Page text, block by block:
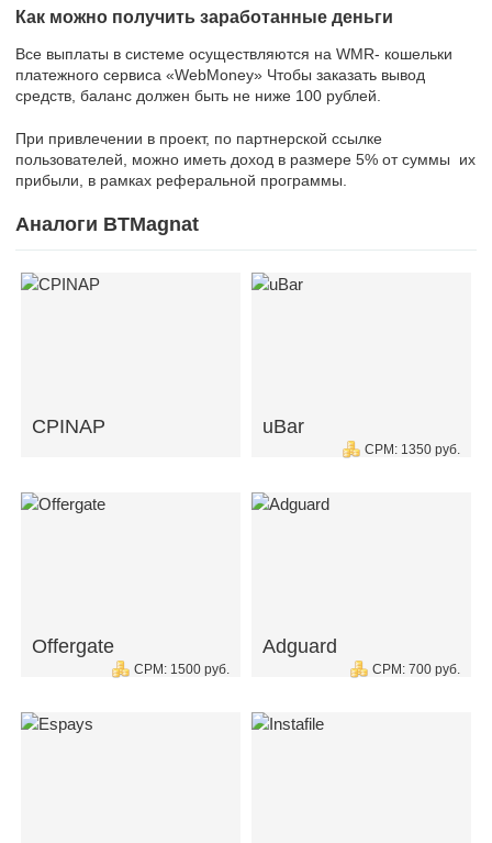
Как можно получить заработанные деньги
Все выплаты в системе осуществляются на WMR- кошельки
платежного сервиса «WebMoney» Чтобы заказать вывод
средств, баланс должен быть не ниже 100 рублей.
При привлечении в проект, по партнерской ссылке
пользователей, можно иметь доход в размере 5% от суммы их
прибыли, в рамках реферальной программы.
Аналоги BTMagnat
CPINAP uBar
CPM: 1350 руб.
Offergate
CPM: 1500 руб.
Adguard
CPM: 700 руб.